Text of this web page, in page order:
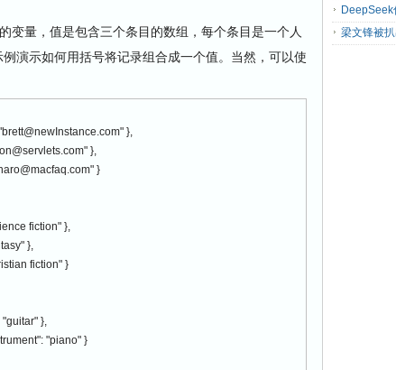
变量，值是包含三个条目的数组，每个条目是一个人
演示如何用括号将记录组合成一个值。当然，可以使
},
},
}
fiction" },
},
fiction" }
},
"piano" }